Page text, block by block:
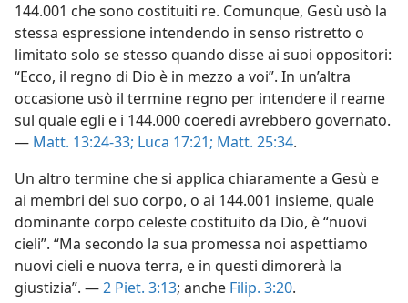
144.001 che sono costituiti re. Comunque, Gesù usò la
stessa espressione intendendo in senso ristretto o
limitato solo se stesso quando disse ai suoi oppositori:
“Ecco, il regno di Dio è in mezzo a voi”. In un’altra
occasione usò il termine regno per intendere il reame
sul quale egli e i 144.000 coeredi avrebbero governato.
— Matt. 13:24-33; Luca 17:21; Matt. 25:34.
Un altro termine che si applica chiaramente a Gesù e
ai membri del suo corpo, o ai 144.001 insieme, quale
dominante corpo celeste costituito da Dio, è “nuovi
cieli”. “Ma secondo la sua promessa noi aspettiamo
nuovi cieli e nuova terra, e in questi dimorerà la
giustizia”. —2 Piet. 3:13; anche Filip. 3:20.